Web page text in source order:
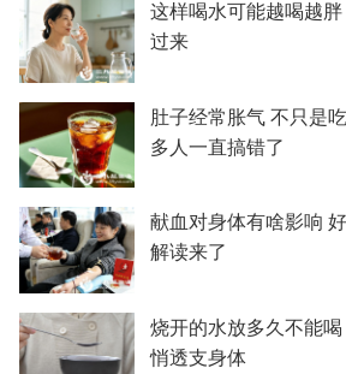
这样喝水可能越喝越
过来
肚子经常胀气 不只是
多人一直搞错了
献血对身体有啥影响
解读来了
烧开的水放多久不能
悄透支身体